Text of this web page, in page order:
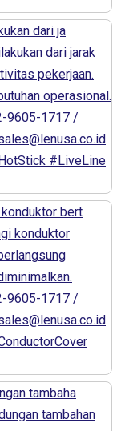
dari ja
bert
tambaha